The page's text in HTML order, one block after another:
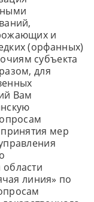
и
(орфанных)
субъекта
для
Вам
мер
линия» по